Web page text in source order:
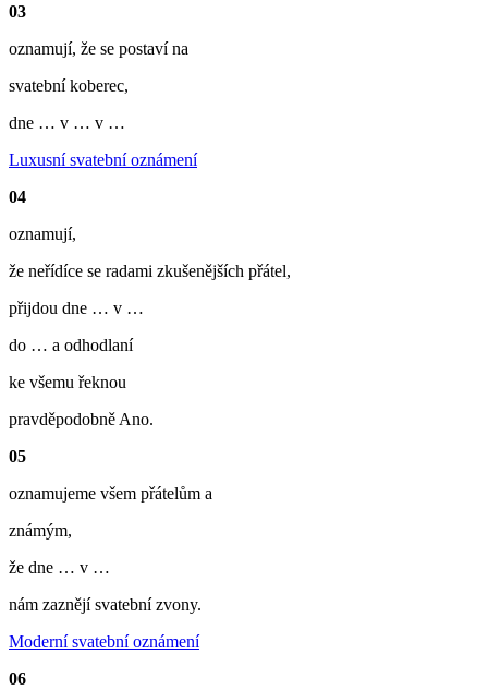
03
oznamují, že se postaví na
svatební koberec,
dne … v … v …
Luxusní svatební oznámení
04
oznamují,
že neřídíce se radami zkušenějších přátel,
přijdou dne … v …
do … a odhodlaní
ke všemu řeknou
pravděpodobně Ano.
05
oznamujeme všem přátelům a
známým,
že dne … v …
nám zaznějí svatební zvony.
Moderní svatební oznámení
06